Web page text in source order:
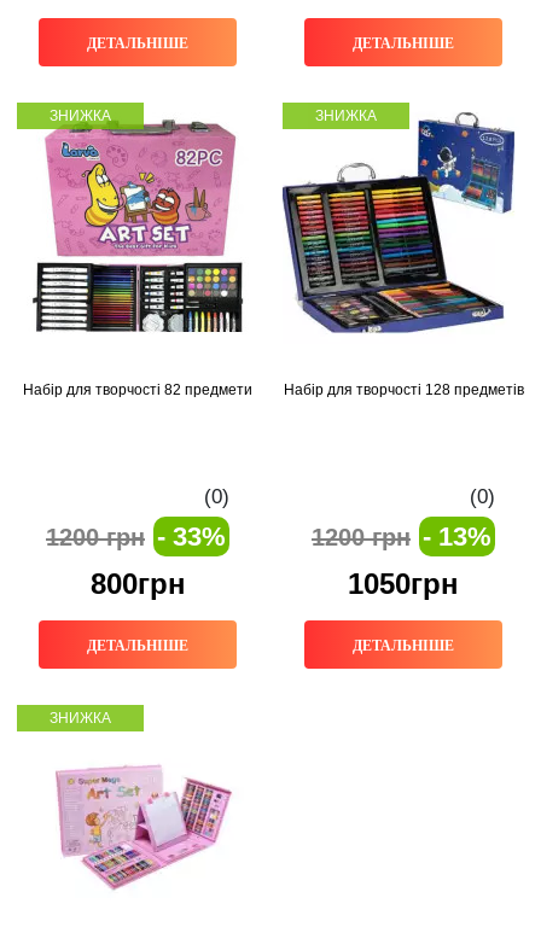
ДЕТАЛЬНІШЕ ДЕТАЛЬНІШЕ
ЗНИЖКА
Набір для творчості 82 предмети
(0)
1200 грн - 33%
800грн
ДЕТАЛЬНІШЕ
ЗНИЖКА
Набір для творчості 128 предметів
(0)
1200 грн - 13%
1050грн
ДЕТАЛЬНІШЕ
ЗНИЖКА